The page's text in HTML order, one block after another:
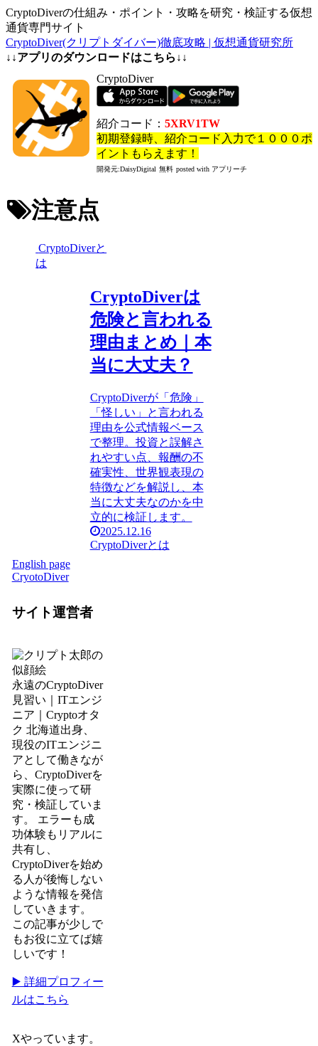
CryptoDiverの仕組み・ポイント・攻略を研究・検証する仮想
通貨専門サイト
CryptoDiver(クリプトダイバー)徹底攻略 | 仮想通貨研究所
↓↓アプリのダウンロードはこちら↓↓
CryptoDiver
紹介コード： 5XRV1TW
初期登録時、紹介コード入力で１０００ポ
イントもらえます！
開発元:DaisyDigital 無料 posted with アプリーチ
注意点
CryptoDiverと
は
CryptoDiverは
危険と言われる
理由まとめ｜本
当に大丈夫？
CryptoDiverが「危険」
「怪しい」と言われる
理由を公式情報ベース
で整理。投資と誤解さ
れやすい点、報酬の不
確実性、世界観表現の
特徴などを解説し、本
当に大丈夫なのかを中
立的に検証します。
2025.12.16
CryptoDiverとは
English page
CryotoDiver
サイト運営者
永遠のCryptoDiver
見習い｜ITエンジ
ニア｜Cryptoオタ
ク 北海道出身、
現役のITエンジニ
アとして働きなが
ら、CryptoDiverを
実際に使って研
究・検証していま
す。 エラーも成
功体験もリアルに
共有し、
CryptoDiverを始め
る人が後悔しない
ような情報を発信
していきます。
この記事が少しで
もお役に立てば嬉
しいです！
▶️ 詳細プロフィー
ルはこちら
Xやっています。